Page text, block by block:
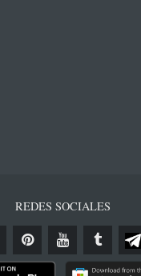
REDES SOCIALES